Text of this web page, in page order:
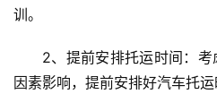
训。
2、提前安排托运时间：
因素影响，提前安排好汽车托运